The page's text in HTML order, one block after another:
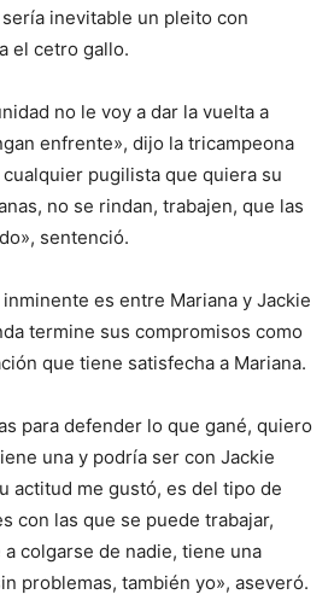
inevitable un pleito con
el cetro gallo.
no le voy a dar la vuelta a
enfrente», dijo la tricampeona
pugilista que quiera su
no se rindan, trabajen, que las
sentenció.
es entre Mariana y Jackie
termine sus compromisos como
que tiene satisfecha a Mariana.
para defender lo que gané, quiero
una y podría ser con Jackie
actitud me gustó, es del tipo de
con las que se puede trabajar,
colgarse de nadie, tiene una
problemas, también yo», aseveró.